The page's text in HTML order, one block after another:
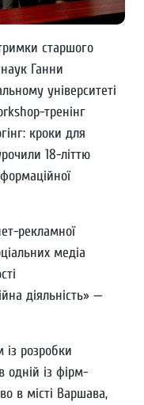
старшого
Ганни
університеті
тренінг
кроки для
18-літтю
рекламної
медіа
діяльність» —
із розробки
одній із фірм-
в місті Варшава,